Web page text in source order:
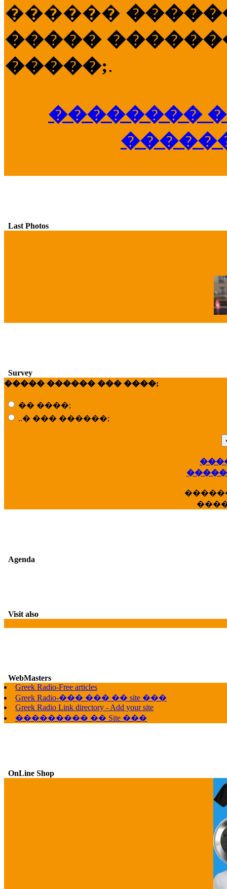
������
�����
�����;.
��������
Last Photos
Survey
����� ������ ��� ����;
�� ����;
..� ��� ������;
Agenda
Visit also
WebMasters
Greek Radio-Free articles
Greek Radio-��� ��� �� site ���
Greek Radio Link directory - Add your site
��������� �� Site ���
OnLine Shop